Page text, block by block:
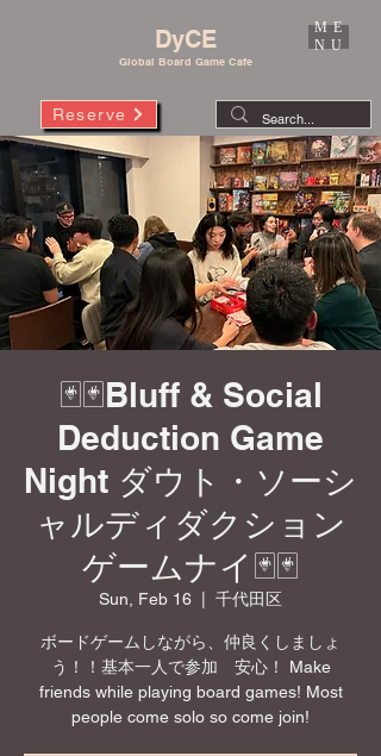
DyCE
Global Board Game Cafe
Reserve
ME
NU
🃏🃏Bluff & Social
Deduction Game
Night ダウト・ソーシ
ャルディダクション
ゲームナイ🃏🃏
Sun, Feb 16 千代田区
ボードゲームしながら、仲良くしましょ
う！！基本一人で参加 安心！ Make
friends while playing board games! Most
people come solo so come join!